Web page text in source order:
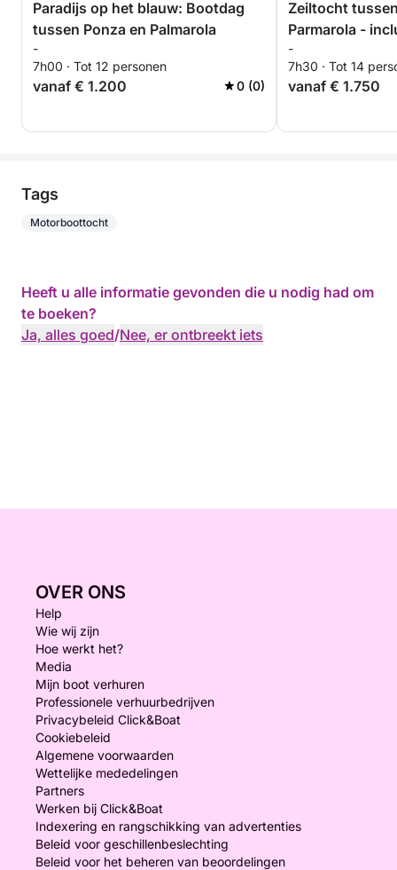
Paradijs op het blauw: Bootdag
tussen Ponza en Palmarola
-
7h00 · Tot 12 personen
vanaf € 1.200 0 (0)
Zeiltocht
Parmarola -
-
7h30 · Tot 14
vanaf € 1.750
Tags
Motorboottocht
Heeft u alle informatie gevonden die u nodig had om
te boeken?
Ja, alles goed/Nee, er ontbreekt iets
OVER ONS
Help
Wie wij zijn
Hoe werkt het?
Media
Mijn boot verhuren
Professionele verhuurbedrijven
Privacybeleid Click&Boat
Cookiebeleid
Algemene voorwaarden
Wettelijke mededelingen
Partners
Werken bij Click&Boat
Indexering en rangschikking van advertenties
Beleid voor geschillenbeslechting
Beleid voor het beheren van beoordelingen